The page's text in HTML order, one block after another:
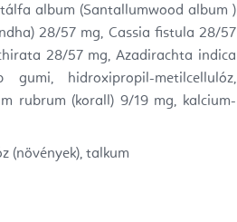
album (Santallumwood album )
28/57 mg, Cassia fistula 28/57
28/57 mg, Azadirachta indica
hidroxipropil-metilcellulóz,
rubrum (korall) 9/19 mg, kalcium-
(növények), talkum